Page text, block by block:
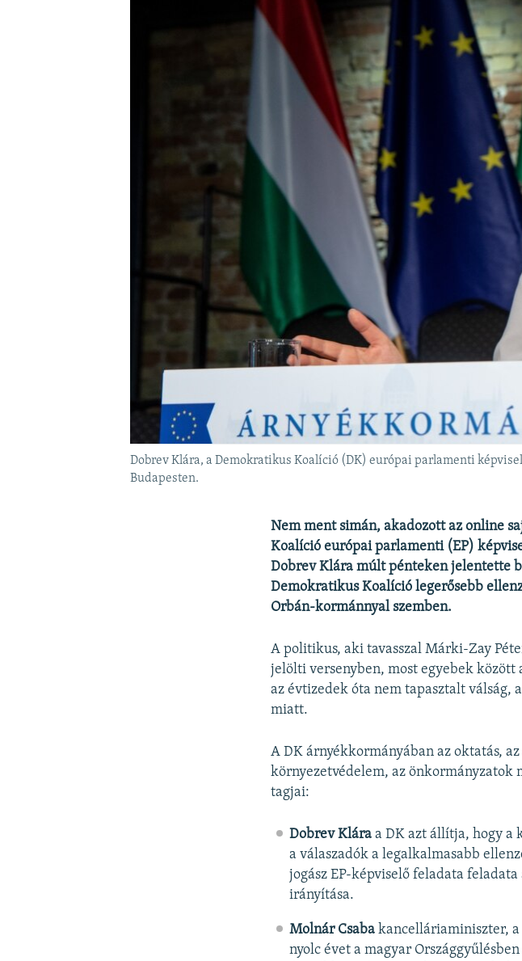
Dobrev Klára, a Demokratikus Koalíció (DK) európai parlamenti
Budapesten.
Nem ment simán, akadozott az online
Koalíció európai parlamenti (EP)
Dobrev Klára múlt pénteken jelentette
Demokratikus Koalíció legerősebb
Orbán-kormánnyal szemben.
A politikus, aki tavasszal Márki-Zay
jelölti versenyben, most egyebek
az évtizedek óta nem tapasztalt válság,
miatt.
A DK árnyékkormányában az oktatás,
környezetvédelem, az
tagjai:
Dobrev Kláraa DK azt állítja, hogy a
a válaszadók a legalkalmasabb
jogász EP-képviselő feladata
irányítása.
Molnár Csabakancelláriaminiszter, a
nyolc évet a magyar